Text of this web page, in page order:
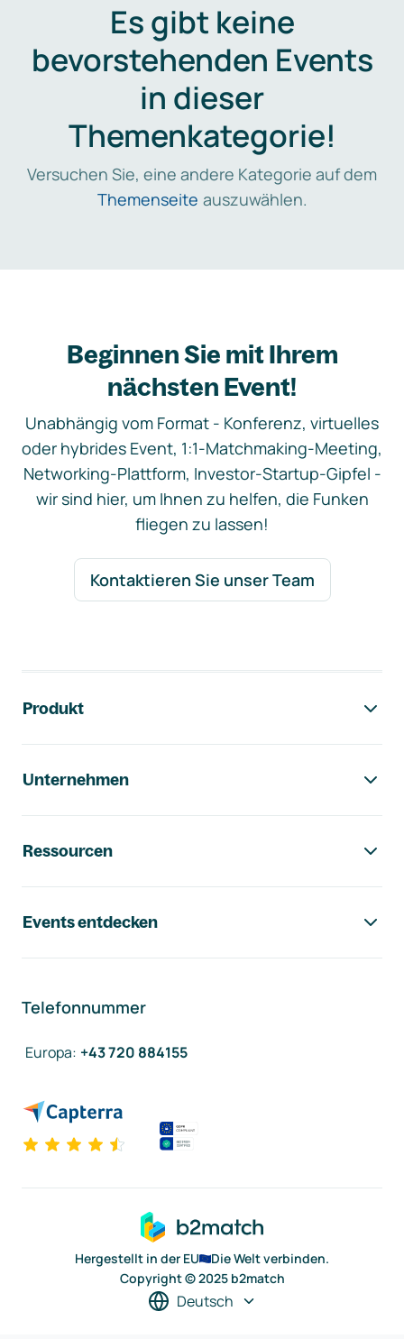
Es gibt keine
bevorstehenden Events
in dieser
Themenkategorie!
Versuchen Sie, eine andere Kategorie auf dem
Themenseite auszuwählen.
Beginnen Sie mit Ihrem
nächsten Event!
Unabhängig vom Format - Konferenz, virtuelles
oder hybrides Event, 1:1-Matchmaking-Meeting,
Networking-Plattform, Investor-Startup-Gipfel -
wir sind hier, um Ihnen zu helfen, die Funken
fliegen zu lassen!
Kontaktieren Sie unser Team
Produkt
Unternehmen
Ressourcen
Events entdecken
Telefonnummer
Europa: +43 720 884155
Hergestellt in der EU
Die Welt verbinden.
Copyright © 2025 b2match
Deutsch